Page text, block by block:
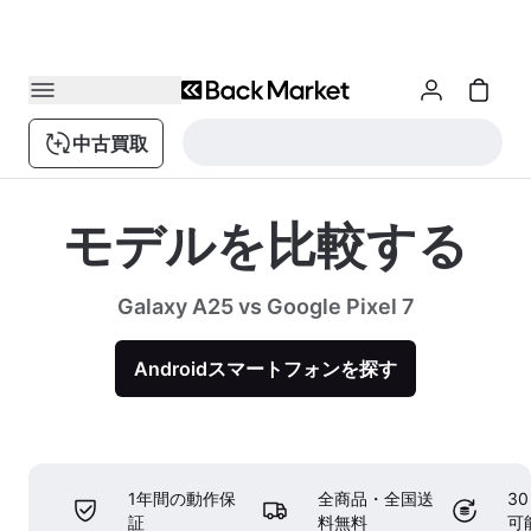
中古買取
モデルを比較する
Galaxy A25 vs Google Pixel 7
Androidスマートフォンを探す
1年間の動作保
証
全商品・全国送
料無料
30
可